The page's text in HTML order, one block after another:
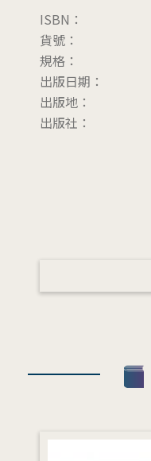
ISBN：
貨號：
規格：
出版日期：
出版地：
出版社：